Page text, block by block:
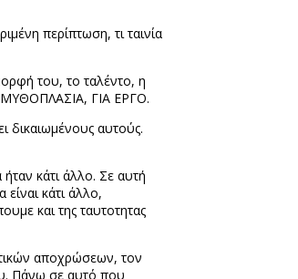
περίπτωση, τι ταινία
του, το ταλέντο, η
ΜΥΘΟΠΛΑΣΙΑ, ΓΙΑ ΕΡΓΟ.
δικαιωμένους αυτούς.
ήταν κάτι άλλο. Σε αυτή
κάτι άλλο,
και της ταυτοτητας
αποχρώσεων, τον
Πάνω σε αυτό που